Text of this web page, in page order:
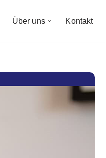
Über uns Kontakt